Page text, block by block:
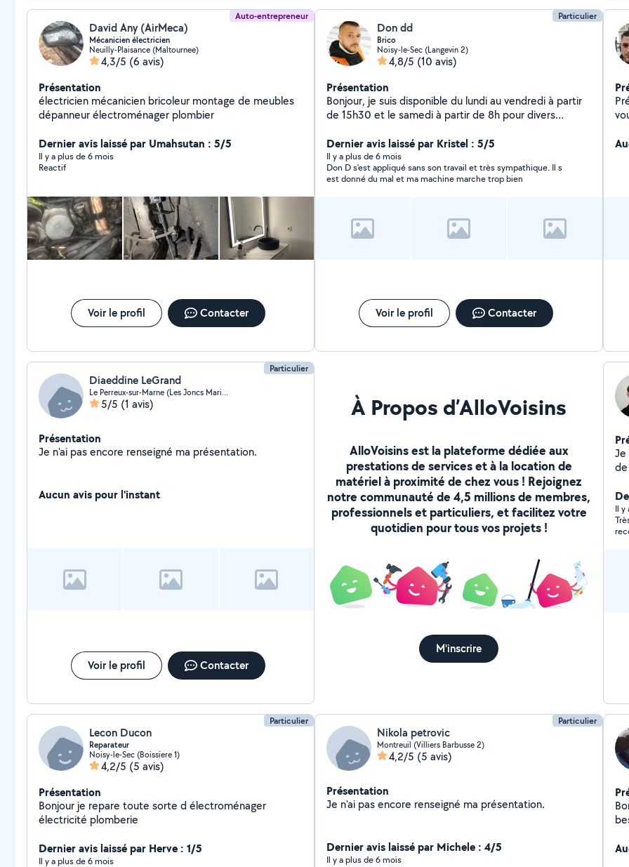
Auto-entrepreneur
David Any (AirMeca)
Mécanicien électricien
Neuilly-Plaisance (Maltournee)
4,3/5 (6 avis)
Présentation
électricien mécanicien bricoleur montage de meubles
dépanneur électroménager plombier
Dernier avis laissé par Umahsutan : 5/5
Il y a plus de 6 mois
Reactif
Voir le profil Contacter
Particulier
Don dd
Brico
Noisy-le-Sec (Langevin 2)
4,8/5 (10 avis)
Présentation
Bonjour, je suis disponible du lundi au vendredi à partir
de 15h30 et le samedi à partir de 8h pour divers
Dernier avis laissé par Kristel : 5/5
Il y a plus de 6 mois
Don D s'est appliqué sans son travail et très sympathique. Il s
est donné du mal et ma machine marche trop bien
Voir le profil Contacter
Particulier
Diaeddine LeGrand
Le Perreux-sur-Marne (Les Joncs Marins Croix d'eau)
5/5 (1 avis)
Présentation
Je n'ai pas encore renseigné ma présentation.
Aucun avis pour l'instant
Voir le profil Contacter
À Propos d’AlloVoisins
AlloVoisins est la plateforme dédiée aux
prestations de services et à la location de
matériel à proximité de chez vous ! Rejoignez
notre communauté de 4,5 millions de membres,
professionnels et particuliers, et facilitez votre
quotidien pour tous vos projets !
M'inscrire
Je
Il y
Particulier
Lecon Ducon
Reparateur
Noisy-le-Sec (Boissiere 1)
4,2/5 (5 avis)
Présentation
Bonjour je repare toute sorte d électroménager
électricité plomberie
Dernier avis laissé par Herve : 1/5
Il y a plus de 6 mois
Particulier
Nikola petrovic
Montreuil (Villiers Barbusse 2)
4,2/5 (5 avis)
Présentation
Je n'ai pas encore renseigné ma présentation.
Dernier avis laissé par Michele : 4/5
Il y a plus de 6 mois